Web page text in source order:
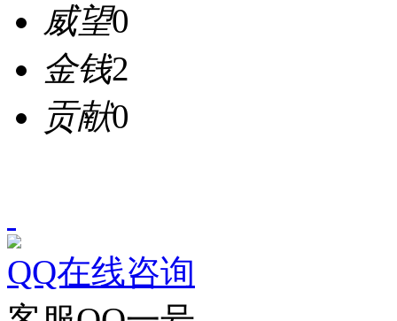
威望0
金钱2
贡献0
QQ在线咨询